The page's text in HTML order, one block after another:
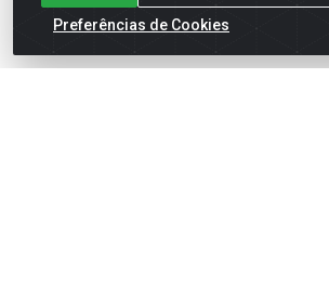
Preferências de Cookies